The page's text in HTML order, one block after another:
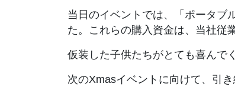
当日のイベントでは、「ポータブ
た。これらの購入資金は、当社従
仮装した子供たちがとても喜んで
次のXmasイベントに向けて、引